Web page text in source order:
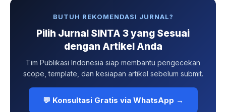
BUTUH REKOMENDASI JURNAL?
Pilih Jurnal SINTA 3 yang Sesuai
dengan Artikel Anda
Tim Publikasi Indonesia siap membantu pengecekan
scope, template, dan kesiapan artikel sebelum submit.
💬 Konsultasi Gratis via WhatsApp →